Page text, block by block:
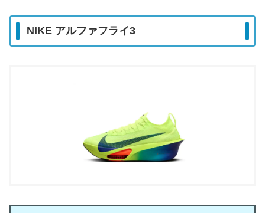
NIKE アルファフライ3